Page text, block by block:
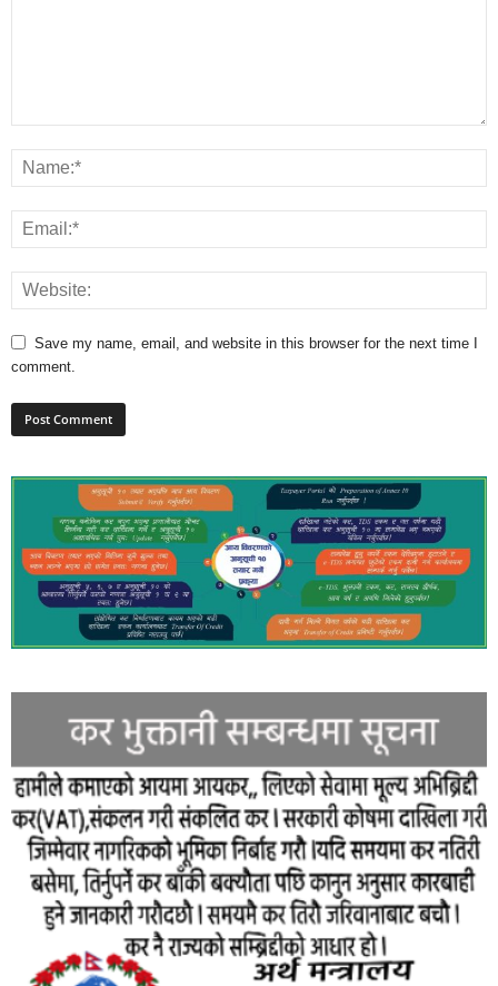
Save my name, email, and website in this browser for the next time I
comment.